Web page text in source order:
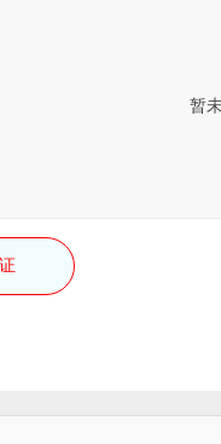
暂